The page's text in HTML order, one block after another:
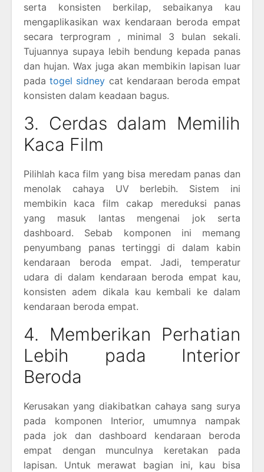
serta konsisten berkilap, sebaikanya kau
mengaplikasikan wax kendaraan beroda empat
secara terprogram , minimal 3 bulan sekali.
Tujuannya supaya lebih bendung kepada panas
dan hujan. Wax juga akan membikin lapisan luar
padatogel sidney cat kendaraan beroda empat
konsisten dalam keadaan bagus.
3. Cerdas dalam Memilih
Kaca Film
Pilihlah kaca film yang bisa meredam panas dan
menolak cahaya UV berlebih. Sistem ini
membikin kaca film cakap mereduksi panas
yang masuk lantas mengenai jok serta
dashboard. Sebab komponen ini memang
penyumbang panas tertinggi di dalam kabin
kendaraan beroda empat. Jadi, temperatur
udara di dalam kendaraan beroda empat kau,
konsisten adem dikala kau kembali ke dalam
kendaraan beroda empat.
4. Memberikan Perhatian
Lebih pada Interior
Beroda
Kerusakan yang diakibatkan cahaya sang surya
pada komponen Interior, umumnya nampak
pada jok dan dashboard kendaraan beroda
empat dengan munculnya keretakan pada
lapisan. Untuk merawat bagian ini, kau bisa